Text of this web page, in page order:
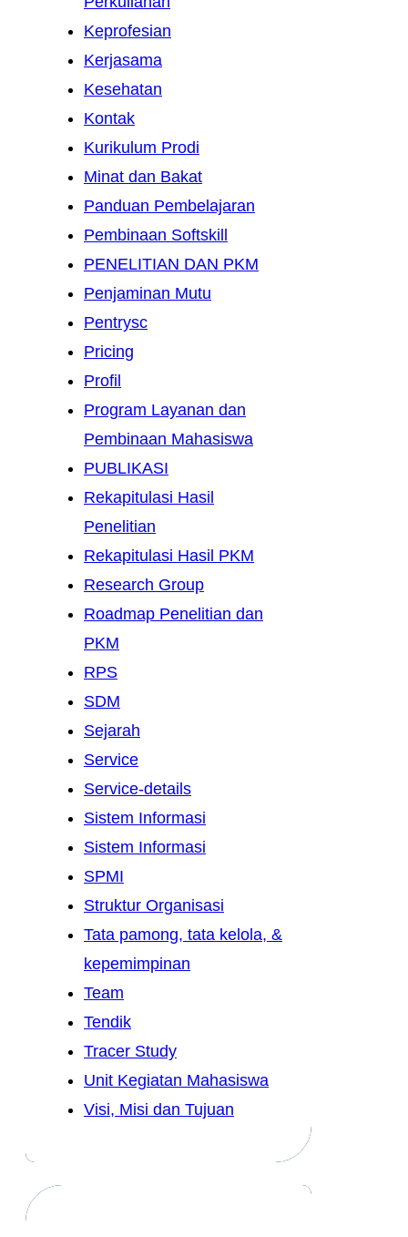
Keprofesian
Kerjasama
Kesehatan
Kontak
Kurikulum Prodi
Minat dan Bakat
Panduan Pembelajaran
Pembinaan Softskill
PENELITIAN DAN PKM
Penjaminan Mutu
Pentrysc
Pricing
Profil
Program Layanan dan
Pembinaan Mahasiswa
PUBLIKASI
Rekapitulasi Hasil
Penelitian
Rekapitulasi Hasil PKM
Research Group
Roadmap Penelitian dan
PKM
RPS
SDM
Sejarah
Service
Service-details
Sistem Informasi
Sistem Informasi
SPMI
Struktur Organisasi
Tata pamong, tata kelola, &
kepemimpinan
Team
Tendik
Tracer Study
Unit Kegiatan Mahasiswa
Visi, Misi dan Tujuan